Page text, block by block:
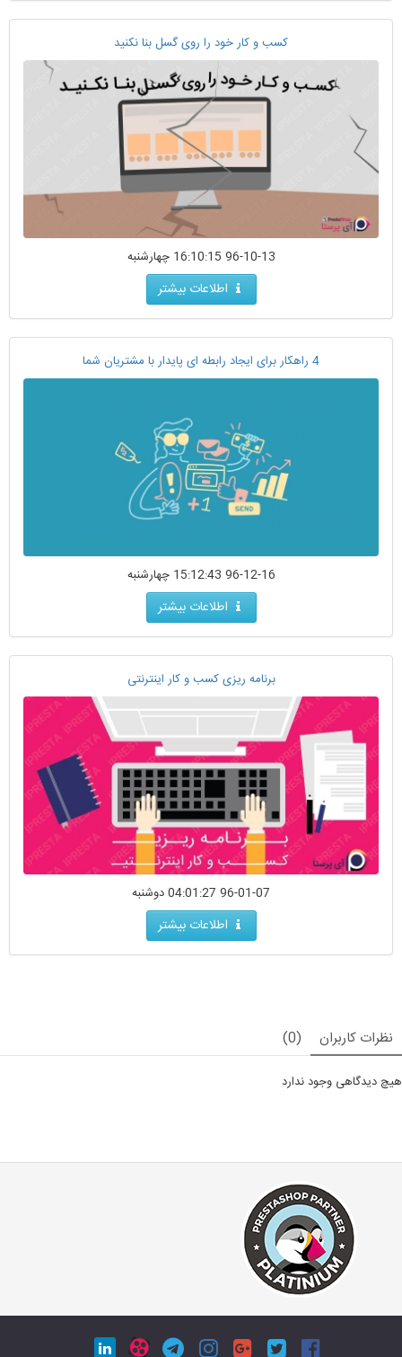
کسب و کار خود را روی گسل بنا نکنید
96-10-13 16:10:15 چهارشنبه
اطلاعات بیشتر
4 راهکار برای ایجاد رابطه ای پایدار با مشتریان شما
96-12-16 15:12:43 چهارشنبه
اطلاعات بیشتر
برنامه ریزی کسب و کار اینترنتی
96-01-07 04:01:27 دوشنبه
اطلاعات بیشتر
نظرات کاربران (0)
هیچ دیدگاهی وجود ندارد